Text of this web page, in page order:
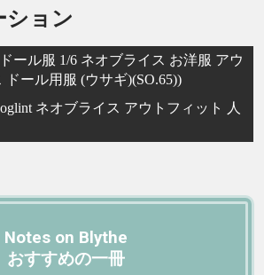
ション
ール服 1/6 ネオブライス お洋服 アウ
ドール用服 (ウサギ)(SO.65))
ネオブライス アウトフィット 人
Notes on Blythe
おすすめの一冊